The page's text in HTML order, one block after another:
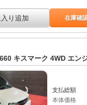
り追加 在庫確
キスマーク 4WD エン
支払総額
本体価格